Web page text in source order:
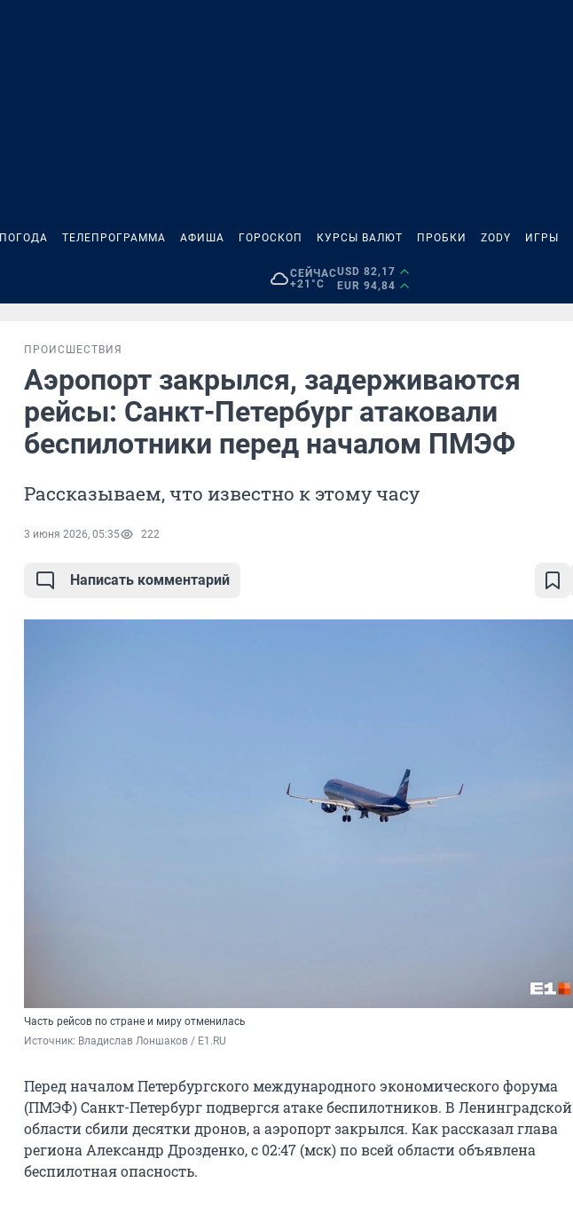
ПОГОДА ТЕЛЕПРОГРАММА АФИША ГОРОСКОП КУРСЫ ВАЛЮТ ПРОБКИ ZODY ИГРЫ
СЕЙЧАС
+21°C
USD 82,17
EUR 94,84
ПРОИСШЕСТВИЯ
Аэропорт закрылся, задерживаются
рейсы: Санкт-Петербург атаковали
беспилотники перед началом ПМЭФ
Рассказываем, что известно к этому часу
3 июня 2026, 05:35 222
Написать комментарий
Часть рейсов по стране и миру отменилась
Источник: Владислав Лоншаков / E1.RU
Перед началом Петербургского международного экономического форума
(ПМЭФ) Санкт-Петербург подвергся атаке беспилотников. В Ленинградской
области сбили десятки дронов, а аэропорт закрылся. Как рассказал глава
региона Александр Дрозденко, с 02:47 (мск) по всей области объявлена
беспилотная опасность.